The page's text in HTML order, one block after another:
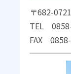
〒682-
TEL
FAX